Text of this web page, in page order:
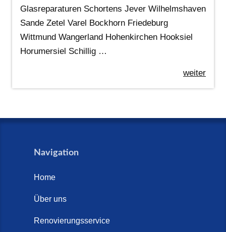
Glasreparaturen Schortens Jever Wilhelmshaven
Sande Zetel Varel Bockhorn Friedeburg
Wittmund Wangerland Hohenkirchen Hooksiel
Horumersiel Schillig …
weiter
Navigation
Home
Über uns
Renovierungsservice